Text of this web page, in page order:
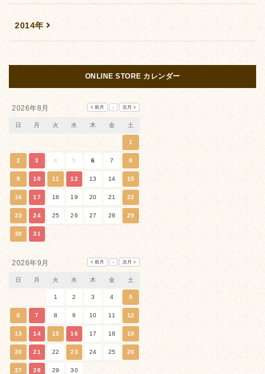
2014年
ONLINE STORE カレンダー
2026年8月
日 月 火 水 木 金 土
1
2 3 4 5 6 7 8
9 10 11 12 13 14 15
16 17 18 19 20 21 22
23 24 25 26 27 28 29
30 31
2026年9月
日 月 火 水 木 金 土
1 2 3 4 5
6 7 8 9 10 11 12
13 14 15 16 17 18 19
20 21 22 23 24 25 26
27 28 29 30